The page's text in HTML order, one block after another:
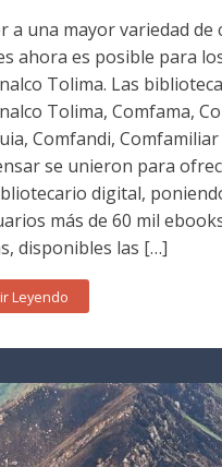
a una mayor variedad de
ahora es posible para
Tolima. Las
Tolima, Comfama,
Comfandi, Comfamiliar
se unieron para
digital,
más de 60 mil
disponibles las […]
Leyendo